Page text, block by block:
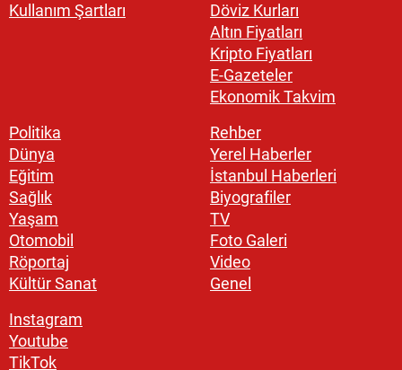
Kullanım Şartları
Döviz Kurları
Altın Fiyatları
Kripto Fiyatları
E-Gazeteler
Ekonomik Takvim
Politika
Dünya
Eğitim
Sağlık
Yaşam
Otomobil
Röportaj
Kültür Sanat
Rehber
Yerel Haberler
İstanbul Haberleri
Biyografiler
TV
Foto Galeri
Video
Genel
Instagram
Youtube
TikTok